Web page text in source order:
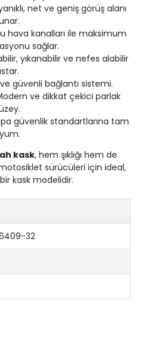
net ve geniş görüş alanı
hava kanalları ile maksimum
sağlar.
yıkanabilir ve nefes alabilir
ve güvenli bağlantı sistemi.
ve dikkat çekici parlak
güvenlik standartlarına tam
kask, hem şıklığı hem de
sürücüleri için ideal,
kask modelidir.
32